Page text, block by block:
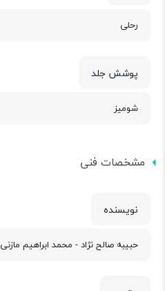
رحلی
پوشش جلد
شومیز
مشخصات فنی
نویسنده
حبیبه صالح نژاد - محمد ابراهیم مازنی